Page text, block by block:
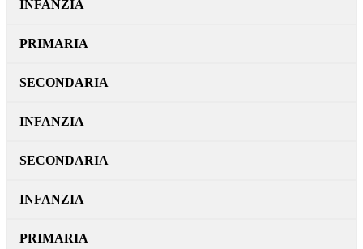
INFANZIA
PRIMARIA
SECONDARIA
INFANZIA
SECONDARIA
INFANZIA
PRIMARIA